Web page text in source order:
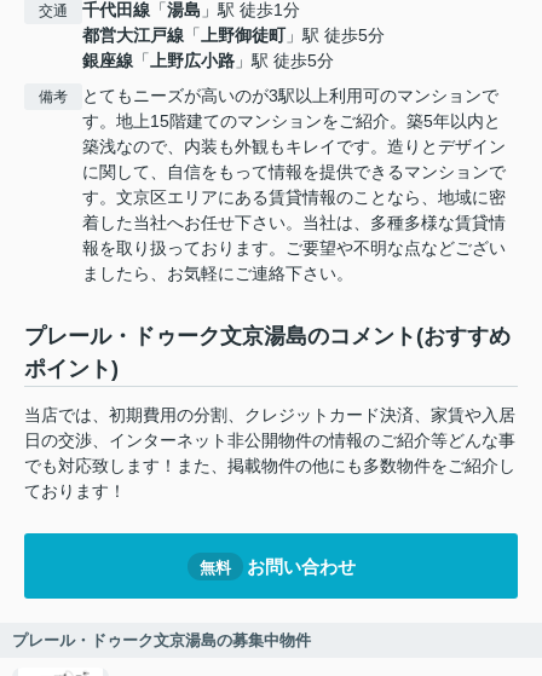
交通 千代田線 「湯島 」駅 徒歩1分
都営大江戸線 「上野御徒町」駅 徒歩5分
銀座線 「上野広小路 」駅 徒歩5分
備考
とてもニーズが高いのが3駅以上利用可のマンションで
す。地上15階建てのマンションをご紹介。築5年以内と
築浅なので、内装も外観もキレイです。造りとデザイン
に関して、自信をもって情報を提供できるマンションで
す。文京区エリアにある賃貸情報のことなら、地域に密
着した当社へお任せ下さい。当社は、多種多様な賃貸情
報を取り扱っております。ご要望や不明な点などござい
ましたら、お気軽にご連絡下さい。
プレール・ドゥーク文京湯島のコメント(おすすめ
ポイント)
当店では、初期費用の分割、クレジットカード決済、家賃や入居
日の交渉、インターネット非公開物件の情報のご紹介等どんな事
でも対応致します！また、掲載物件の他にも多数物件をご紹介し
ております！
無料 お問い合わせ
プレール・ドゥーク文京湯島の募集中物件